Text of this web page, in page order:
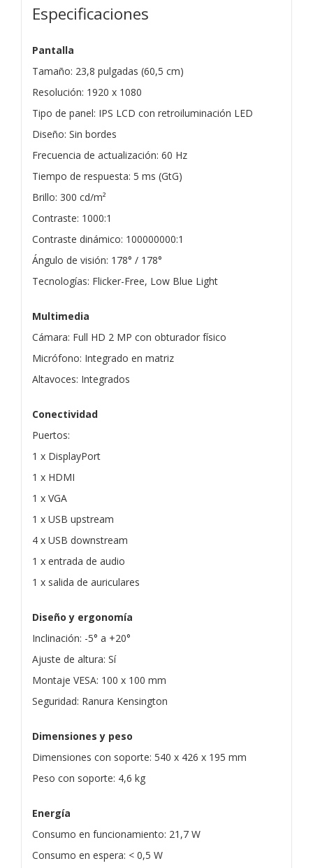
Especificaciones
Pantalla
Tamaño: 23,8 pulgadas (60,5 cm)
Resolución: 1920 x 1080
Tipo de panel: IPS LCD con retroiluminación LED
Diseño: Sin bordes
Frecuencia de actualización: 60 Hz
Tiempo de respuesta: 5 ms (GtG)
Brillo: 300 cd/m²
Contraste: 1000:1
Contraste dinámico: 100000000:1
Ángulo de visión: 178° / 178°
Tecnologías: Flicker-Free, Low Blue Light
Multimedia
Cámara: Full HD 2 MP con obturador físico
Micrófono: Integrado en matriz
Altavoces: Integrados
Conectividad
Puertos:
1 x DisplayPort
1 x HDMI
1 x VGA
1 x USB upstream
4 x USB downstream
1 x entrada de audio
1 x salida de auriculares
Diseño y ergonomía
Inclinación: -5° a +20°
Ajuste de altura: Sí
Montaje VESA: 100 x 100 mm
Seguridad: Ranura Kensington
Dimensiones y peso
Dimensiones con soporte: 540 x 426 x 195 mm
Peso con soporte: 4,6 kg
Energía
Consumo en funcionamiento: 21,7 W
Consumo en espera: < 0,5 W